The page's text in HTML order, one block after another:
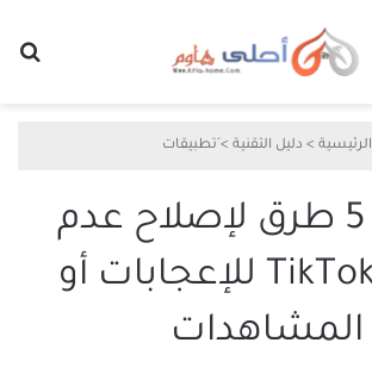
الرئيسية > دليل التقنية > َتطبيقات
أفضل 5 طرق لإصلاح عدم
عرض TikTok للإعجابات أو
المشاهدات